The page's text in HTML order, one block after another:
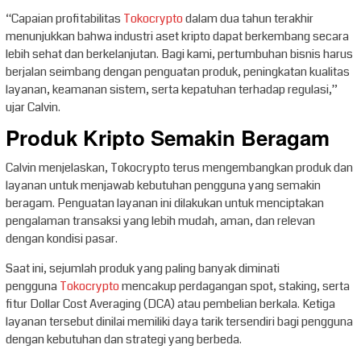
“Capaian profitabilitas Tokocryptodalam dua tahun terakhir
menunjukkan bahwa industri aset kripto dapat berkembang secara
lebih sehat dan berkelanjutan. Bagi kami, pertumbuhan bisnis harus
berjalan seimbang dengan penguatan produk, peningkatan kualitas
layanan, keamanan sistem, serta kepatuhan terhadap regulasi,”
ujar Calvin.
Produk Kripto Semakin Beragam
Calvin menjelaskan, Tokocrypto terus mengembangkan produk dan
layanan untuk menjawab kebutuhan pengguna yang semakin
beragam. Penguatan layanan ini dilakukan untuk menciptakan
pengalaman transaksi yang lebih mudah, aman, dan relevan
dengan kondisi pasar.
Saat ini, sejumlah produk yang paling banyak diminati
penggunaTokocryptomencakup perdagangan spot, staking, serta
fitur Dollar Cost Averaging (DCA) atau pembelian berkala. Ketiga
layanan tersebut dinilai memiliki daya tarik tersendiri bagi pengguna
dengan kebutuhan dan strategi yang berbeda.